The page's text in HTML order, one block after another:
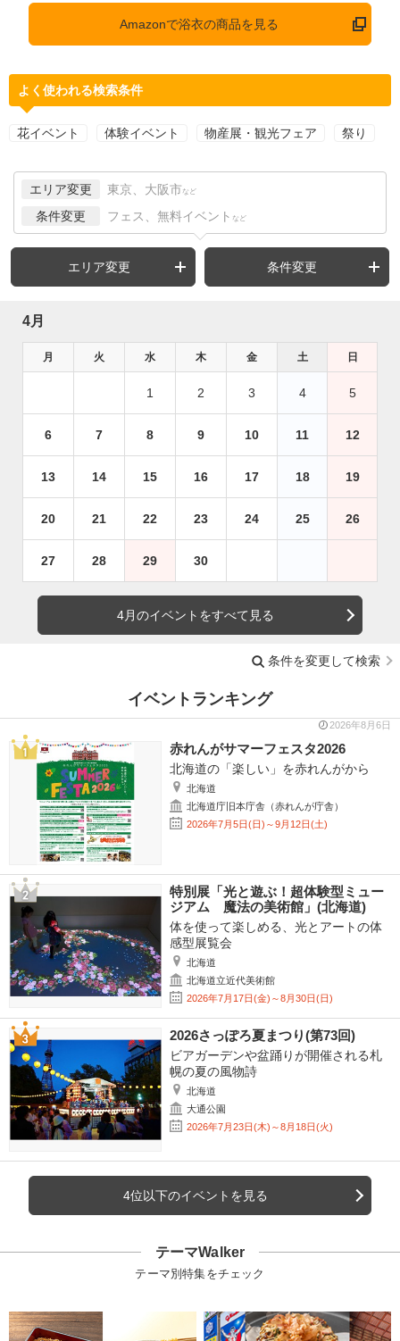
Amazonで浴衣の商品を見る
よく使われる検索条件
花イベント 体験イベント 物産展・観光フェア 祭り
エリア変更 東京、大阪市 など
条件変更 フェス、無料イベント など
エリア変更 条件変更
4月
月 火 水 木 金 土 日
1 2 3 4 5
6 7 8 9 10 11 12
13 14 15 16 17 18 19
20 21 22 23 24 25 26
27 28 29 30
4月のイベントをすべて見る
条件を変更して検索
イベントランキング
2026年8月6日
赤れんがサマーフェスタ2026
北海道の「楽しい」を赤れんがから
北海道
北海道庁旧本庁舎（赤れんが庁舎）
2026年7月5日(日)～9月12日(土)
特別展「光と遊ぶ！超体験型ミュー
ジアム 魔法の美術館」(北海道)
体を使って楽しめる、光とアートの体
感型展覧会
北海道
北海道立近代美術館
2026年7月17日(金)～8月30日(日)
2026さっぽろ夏まつり(第73回)
ビアガーデンや盆踊りが開催される札
幌の夏の風物詩
北海道
大通公園
2026年7月23日(木)～8月18日(火)
4位以下のイベントを見る
テーマWalker
テーマ別特集をチェック